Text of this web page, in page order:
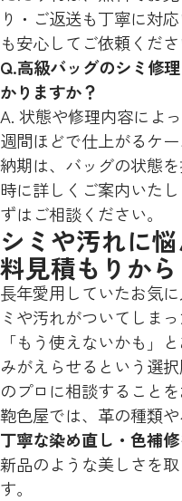
り・ご返送も丁寧に対
も安心してご依頼くださ
Q.高級バッグのシミ修
かりますか？
A. 状態や修理内容によ
週間ほどで仕上がるケ
納期は、バッグの状態
時に詳しくご案内いた
ずはご相談ください。
シミや汚れに
料見積もりから
長年愛用していたお気
ミや汚れがついてしまっ
「もう使えないかも」
みがえらせるという選
のプロに相談することを
鞄色屋では、革の種類や
丁寧な染め直し・色補修
新品のような美しさを
す。